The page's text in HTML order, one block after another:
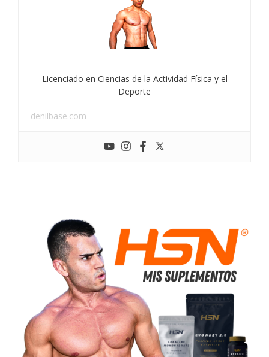
Licenciado en Ciencias de la Actividad Física y el
Deporte
denilbase.com